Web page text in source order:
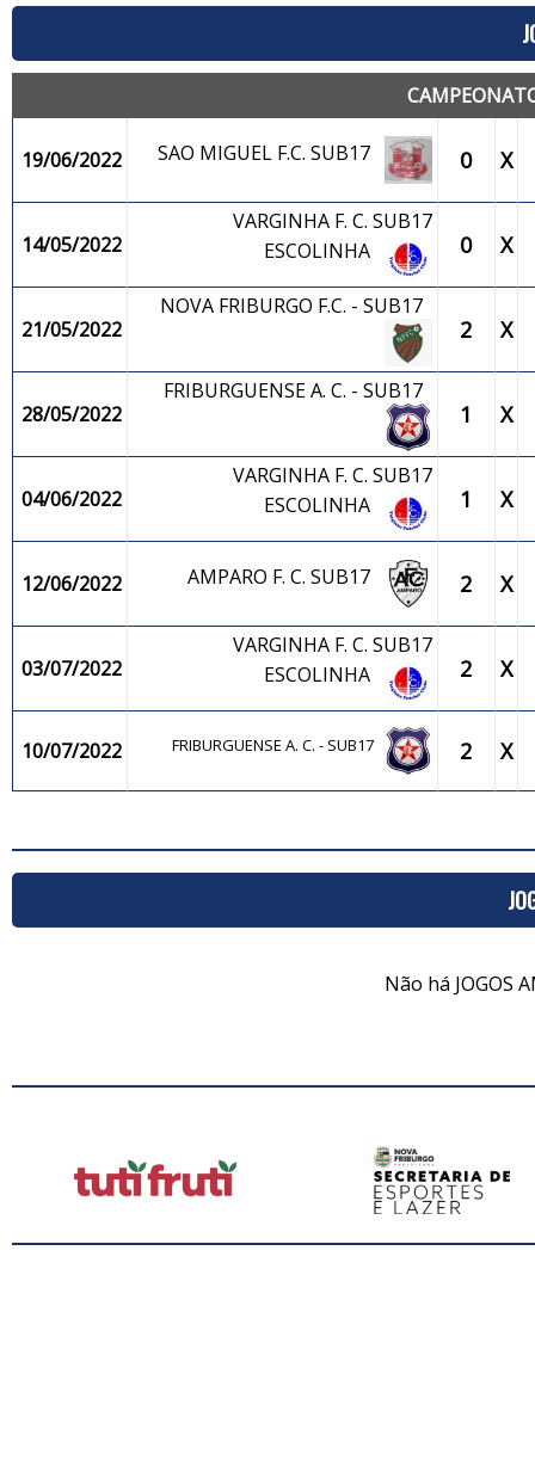
19/06/2022 SAO MIGUEL F.C. SUB17 0 X
14/05/2022
VARGINHA F. C. SUB17
ESCOLINHA
0 X
21/05/2022
NOVA FRIBURGO F.C. - SUB17
2 X
28/05/2022
FRIBURGUENSE A. C. - SUB17
1 X
04/06/2022
VARGINHA F. C. SUB17
ESCOLINHA
1 X
12/06/2022 AMPARO F. C. SUB17 2 X
03/07/2022
VARGINHA F. C. SUB17
ESCOLINHA
2 X
10/07/2022 FRIBURGUENSE A. C. - SUB17 2 X
Não há JOGOS